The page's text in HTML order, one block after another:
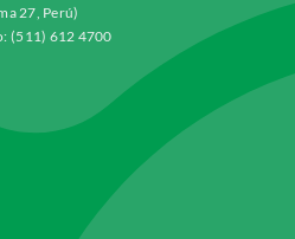
27, Perú)
(511) 612 4700